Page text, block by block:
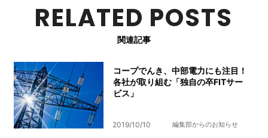
RELATED POSTS
関連記事
コープでんき、中部電力にも注目！
各社が取り組む「独自の卒FITサー
ビス」
2019/10/10 編集部からのお知らせ